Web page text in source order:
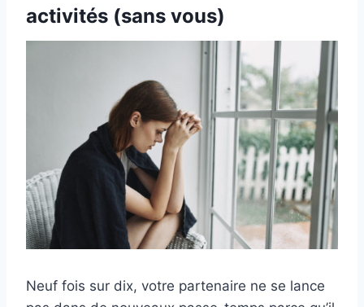
activités (sans vous)
Neuf fois sur dix, votre partenaire ne se lance